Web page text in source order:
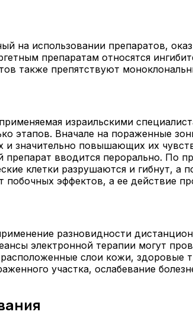
на использовании препаратов,
препаратам относятся
также препятствуют
израильскими
этапов. Вначале на пораженные
значительно повышающих их
вводится перорально. По
клетки разрушаются и гибнут,
эффектов, а ее действие
разновидности
электронной терапии могут
слои кожи,
участка, ослабевание